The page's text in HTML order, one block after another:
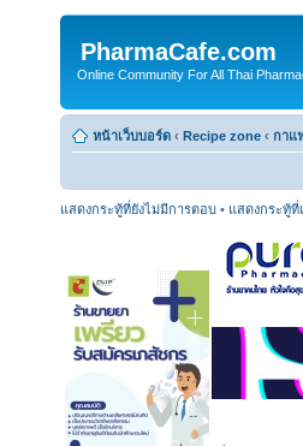
PharmaCafe.com
Online Community For All Thai
หน้าเว็บบอร์ด ‹ Recipe zone ‹ กาแ
แสดงกระทู้ที่ยังไม่มีการตอบ • แสดงกระทู้ที่